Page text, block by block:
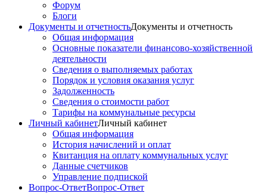
Форум
Блоги
Документы и отчетностьДокументы и отчетность
Общая информация
Основные показатели финансово-хозяйственной
деятельности
Сведения о выполняемых работах
Порядок и условия оказания услуг
Задолженность
Сведения о стоимости работ
Тарифы на коммунальные ресурсы
Личный кабинетЛичный кабинет
Общая информация
История начислений и оплат
Квитанция на оплату коммунальных услуг
Данные счетчиков
Управление подпиской
Вопрос-ОтветВопрос-Ответ